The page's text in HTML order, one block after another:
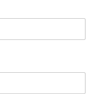
에는 해당 정보를 지체